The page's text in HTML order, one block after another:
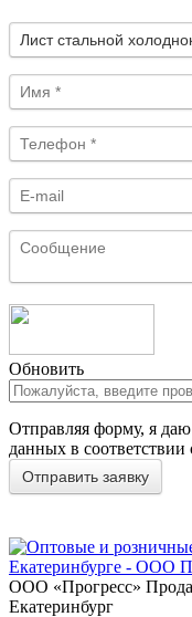
Обновить
Отправляя форму, я
данных в соответствии
ООО «Прогресс»
Екатеринбург